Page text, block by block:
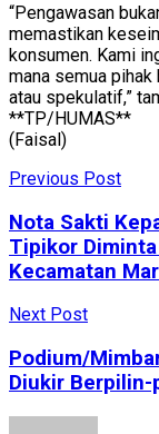
“Pengawasan
memastikan
konsumen. Kami
mana semua
atau spekulatif,”
**TP/HUMAS**
(Faisal)
Previous Post
Nota Sakti
Tipikor
Kecamatan
Next Post
Podium/
Diukir Berpilin-